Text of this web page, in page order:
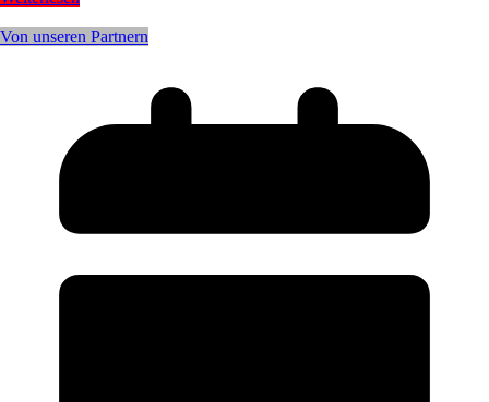
Von unseren Partnern